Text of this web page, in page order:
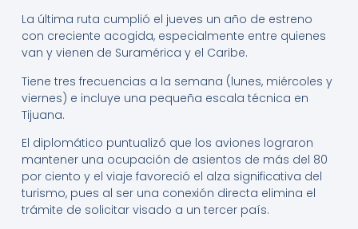
La última ruta cumplió el jueves un año de estreno
con creciente acogida, especialmente entre quienes
van y vienen de Suramérica y el Caribe.
Tiene tres frecuencias a la semana (lunes, miércoles y
viernes) e incluye una pequeña escala técnica en
Tijuana.
El diplomático puntualizó que los aviones lograron
mantener una ocupación de asientos de más del 80
por ciento y el viaje favoreció el alza significativa del
turismo, pues al ser una conexión directa elimina el
trámite de solicitar visado a un tercer país.